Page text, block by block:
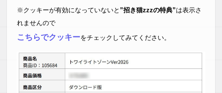
※クッキーが有効になっていないと ”招き猫zzzの特典”は表示さ
れませんので
こちらでクッキーをチェックしてみてください。